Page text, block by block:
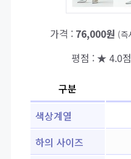
가격 : 76,000원 (즉
평점 : ★ 4.0
구분
색상계열
하의 사이즈